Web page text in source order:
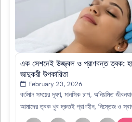
এক সেশনেই উজ্জ্বল ও প্রাণবন্ত ত্বক:
জাদুকরী উপকারিতা
February 23, 2026
বর্তমান সময়ের দূষণ, মানসিক চাপ, অনিয়মিত
আমাদের ত্বক খুব দ্রুতই প্রাণহীন, নিস্তেজ ও